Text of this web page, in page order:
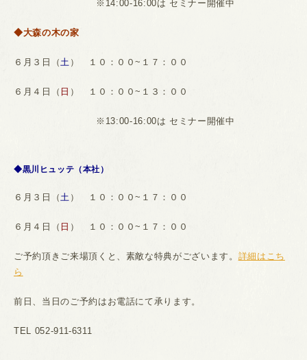
※14:00-16:00は セミナー開催中
◆大森の木の家
６月３日（土 ） １０：００~１７：００
６月４日（ 日 ） １０：００~１３：００
※13:00-16:00は セミナー開催中
◆黒川ヒュッテ（本社）
６月３日（土 ） １０：００~１７：００
６月４日（ 日 ） １０：００~１７：００
ご予約頂きご来場頂くと、素敵な特典がございます。 詳細はこち
ら
前日、当日のご予約はお電話にて承ります。
TEL 052-911-6311